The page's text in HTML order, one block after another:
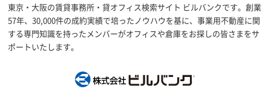
東京・大阪の賃貸事務所・貸オフィス検索サイト ビルバンクです。創業
57年、30,000件の成約実績で培ったノウハウを基に、事業用不動産に関
する専門知識を持ったメンバーがオフィスや倉庫をお探しの皆さまをサ
ポートいたします。